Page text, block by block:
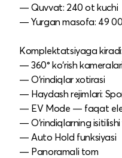
— Quvvat: 240 ot kuchi
— Yurgan masofa: 49
Komplektatsiyaga kiradi:
— 360° ko‘rish kameralari
— O‘rindiqlar xotirasi
— Haydash rejimlari:
— EV Mode — faqat
— O‘rindiqlarning
— Auto Hold funksiyasi
— Panoramali tom